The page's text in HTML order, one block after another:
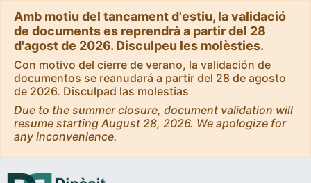
Amb motiu del tancament d'estiu, la validació
de documents es reprendrà a partir del 28
d'agost de 2026. Disculpeu les molèsties.
Con motivo del cierre de verano, la validación de
documentos se reanudará a partir del 28 de agosto
de 2026. Disculpad las molestias
Due to the summer closure, document validation will
resume starting August 28, 2026. We apologize for
any inconvenience.